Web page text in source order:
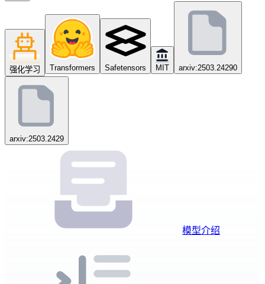
强化学习 Transformers Safetensors MIT arxiv:2503.24290
arxiv:2503.2429
模型介绍